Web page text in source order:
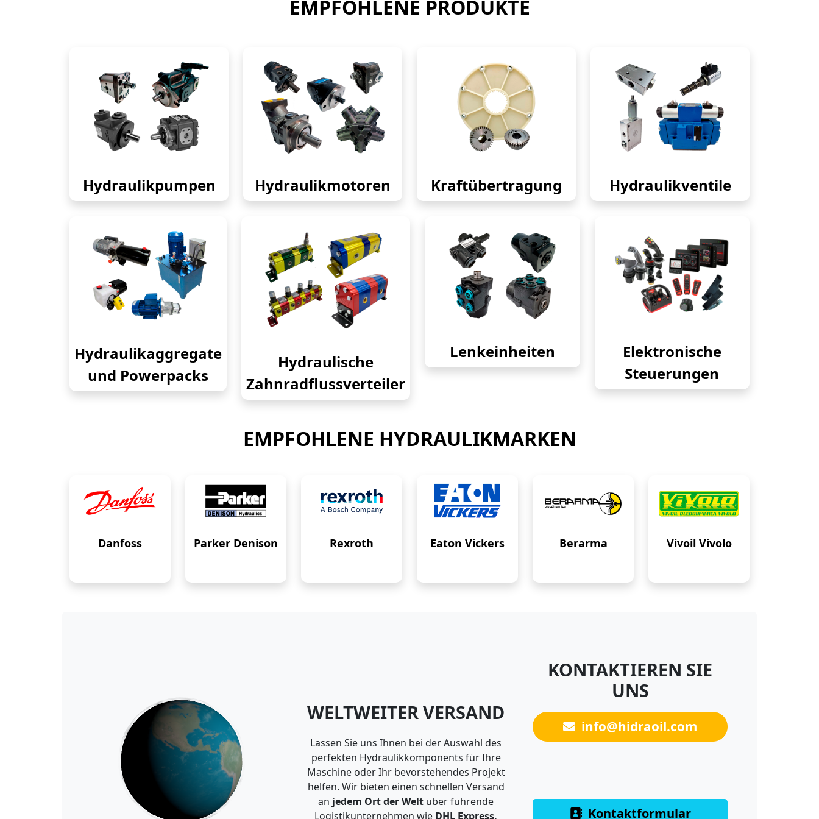
EMPFOHLENE PRODUKTE
Hydraulikpumpen Hydraulikmotoren Kraftübertragung Hydraulikventile
Hydraulikaggregate
und Powerpacks
Hydraulische
Zahnradflussverteiler
Lenkeinheiten
Elektronische
Steuerungen
EMPFOHLENE HYDRAULIKMARKEN
Danfoss Parker Denison Rexroth Eaton Vickers Berarma Vivoil Vivolo
WELTWEITER VERSAND
Lassen Sie uns Ihnen bei der Auswahl des
perfekten Hydraulikkomponents für Ihre
Maschine oder Ihr bevorstehendes Projekt
helfen. Wir bieten einen schnellen Versand
an jedem Ort der Welt über führende
Logistikunternehmen wie DHL Express,
KONTAKTIEREN SIE
UNS
info@hidraoil.com
Kontaktformular